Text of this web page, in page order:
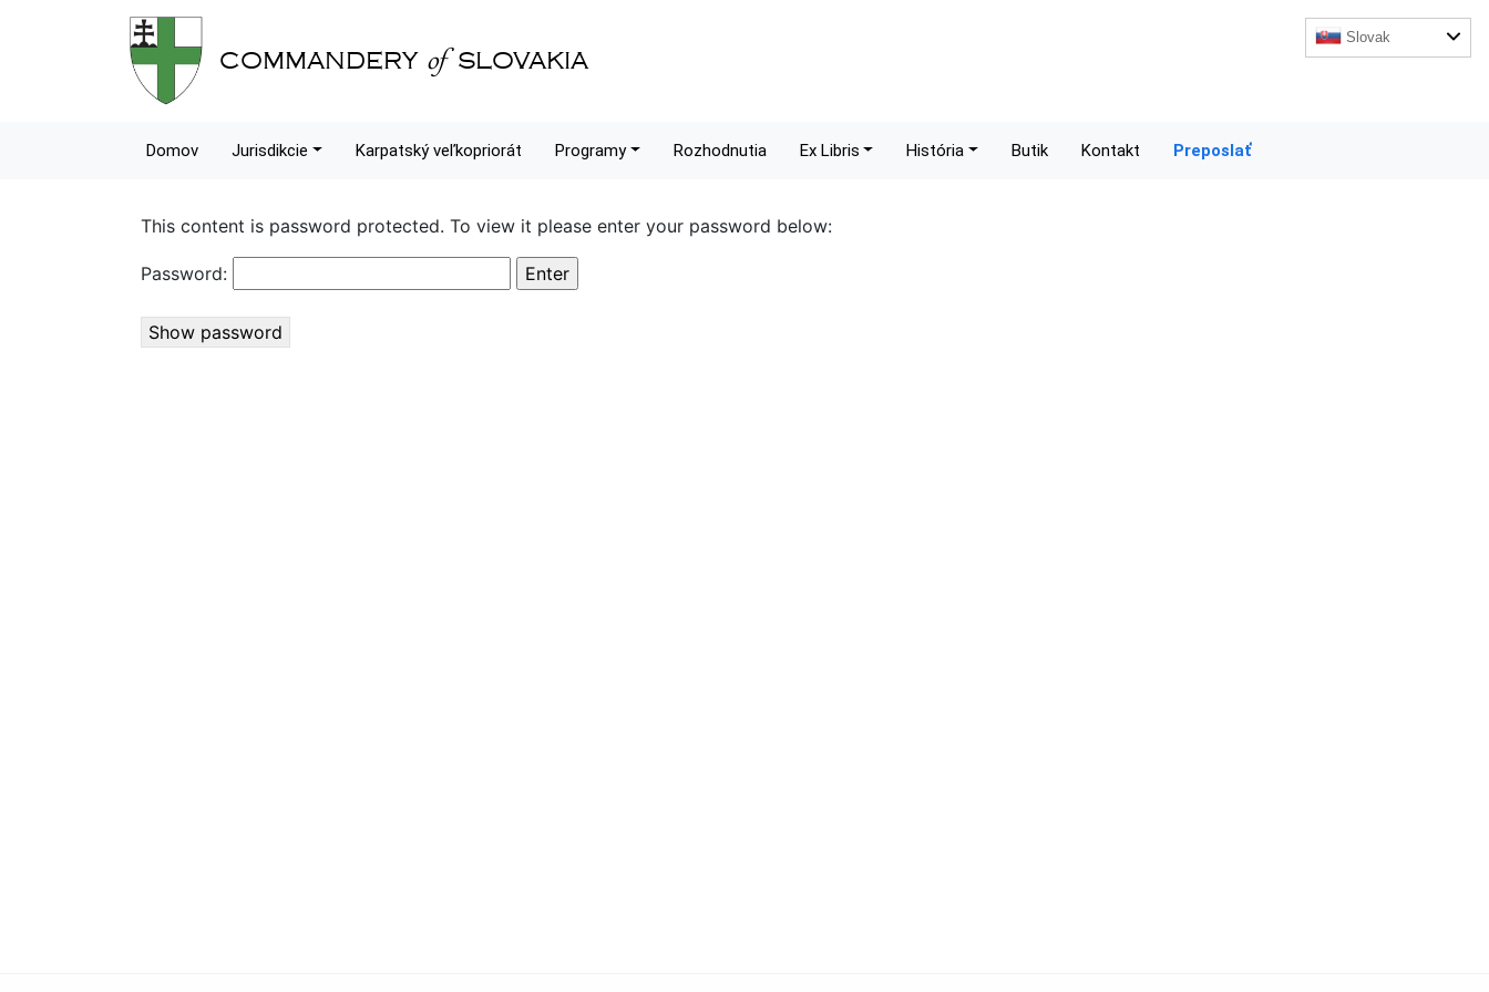
COMMANDERY of SLOVAKIA
Domov Jurisdikcie Karpatský veľkopriorát Programy Rozhodnutia Ex Libris História Butik Kontakt Preposlať
Slovak
This content is password protected. To view it please enter your password below:
Password:
Show password